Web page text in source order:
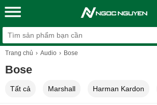
Trang chủ Audio Bose
Bose
Tất cả Marshall Harman Kardon